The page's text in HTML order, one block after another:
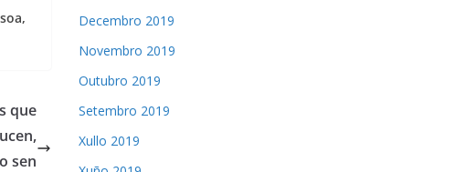
que
sen
Decembro 2019
Novembro 2019
Outubro 2019
Setembro 2019
Xullo 2019